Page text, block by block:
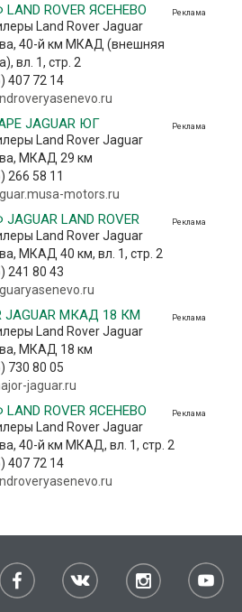
Реклама
ROVER ЯСЕНЕВО
Land Rover Jaguar
40-й км МКАД (внешняя
вл. 1, стр. 2
407 72 14
Реклама
JAGUAR ЮГ
Land Rover Jaguar
МКАД 29 км
266 58 11
motors.ru
Реклама
LAND ROVER
Land Rover Jaguar
МКАД 40 км, вл. 1, стр. 2
241 80 43
Реклама
JAGUAR МКАД 18 КМ
Land Rover Jaguar
МКАД 18 км
730 80 05
jaguar.ru
Реклама
ROVER ЯСЕНЕВО
Land Rover Jaguar
40-й км МКАД, вл. 1, стр. 2
407 72 14